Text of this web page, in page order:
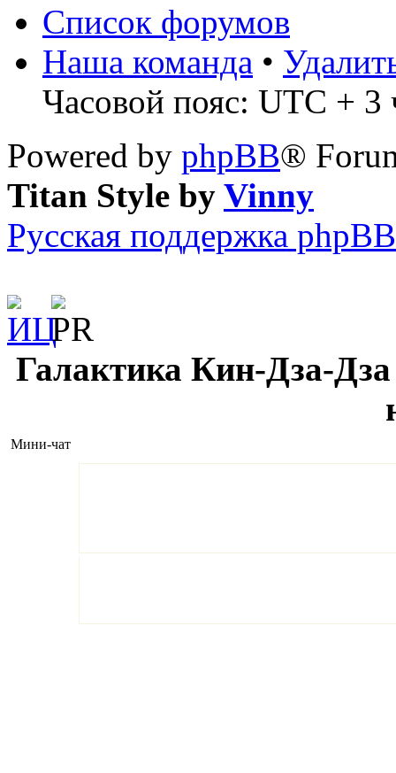
Список форумов
Наша команда •
Часовой пояс: UTC + 3
Powered by phpBB®
Titan Style by Vinny
Русская поддержка phpBB
Галактика Кин-Дза-Дза
Мини-чат